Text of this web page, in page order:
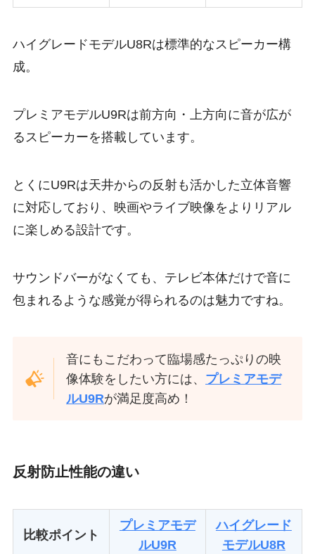
ハイグレードモデルU8Rは標準的なスピーカー構
成。
プレミアモデルU9Rは前方向・上方向に音が広が
るスピーカーを搭載しています。
とくにU9Rは天井からの反射も活かした立体音響
に対応しており、映画やライブ映像をよりリアル
に楽しめる設計です。
サウンドバーがなくても、テレビ本体だけで音に
包まれるような感覚が得られるのは魅力ですね。
音にもこだわって臨場感たっぷりの映
像体験をしたい方には、 プレミアモデ
ルU9Rが満足度高め！
反射防止性能の違い
比較ポイント
プレミアモデ
ルU9R
ハイグレード
モデルU8R